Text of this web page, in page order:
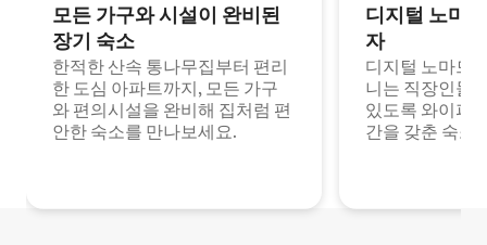
모든 가구와 시설이 완비된
장기 숙소
한적한 산속 통나무집부터 편리
한 도심 아파트까지, 모든 가구
와 편의시설을 완비해 집처럼 편
안한 숙소를 만나보세요.
디지털 노마
자
디지털 노마드
니는 직장인들
있도록 와이파
간을 갖춘 숙소